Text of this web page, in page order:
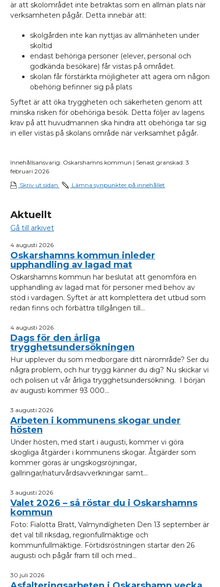
är att skolområdet inte betraktas som en allmän plats när
verksamheten pågår. Detta innebär att:
skolgården inte kan nyttjas av allmänheten under
skoltid
endast behöriga personer (elever, personal och
godkända besökare) får vistas på området.
skolan får förstärkta möjligheter att agera om någon
obehörig befinner sig på plats
Syftet är att öka tryggheten och säkerheten genom att
minska risken för obehöriga besök. Detta följer av lagens
krav på att huvudmannen ska hindra att obehöriga tar sig
in eller vistas på skolans område när verksamhet pågår.
Innehållsansvarig: Oskarshamns kommun | Senast granskad: 3
februari 2026
Skriv ut sidan
Lämna synpunkter på innehållet
Aktuellt
Gå till arkivet
4 augusti 2026
Oskarshamns kommun inleder
upphandling av lagad mat
Oskarshamns kommun har beslutat att genomföra en
upphandling av lagad mat för personer med behov av
stöd i vardagen. Syftet är att komplettera det utbud som
redan finns och förbättra tillgången till...
4 augusti 2026
Dags för den årliga
trygghetsundersökningen
Hur upplever du som medborgare ditt närområde? Ser du
några problem, och hur trygg känner du dig? Nu skickar vi
och polisen ut vår årliga trygghetsundersökning. I början
av augusti kommer 93 000...
3 augusti 2026
Arbeten i kommunens skogar under
hösten
Under hösten, med start i augusti, kommer vi göra
skogliga åtgärder i kommunens skogar. Åtgärder som
kommer göras är ungskogsröjningar,
gallringar/naturvårdsavverkningar samt...
3 augusti 2026
Valet 2026 – så röstar du i Oskarshamns
kommun
Foto: Fialotta Bratt, Valmyndígheten Den 13 september är
det val till riksdag, regionfullmäktige och
kommunfullmäktige. Förtidsröstningen startar den 26
augusti och pågår fram till och med...
30 juli 2026